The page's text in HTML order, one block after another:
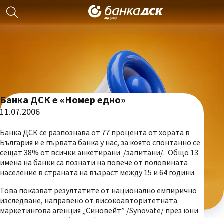
Банка ДСК е «Номер едно»
11.07.2006
Банка ДСК се разпознава от 77 процента от хората в
България и е първата банка у нас, за която спонтанно се
сещат 38% от всички анкетирани /запитани/. Общо 13
имена на банки са познати на повече от половината
население в страната на възраст между 15 и 64 години.
Това показват резултатите от национално емпирично
изследване, направено от високоавторитетната
маркетингова агенция „Синовейт” /Synovate/ през юни